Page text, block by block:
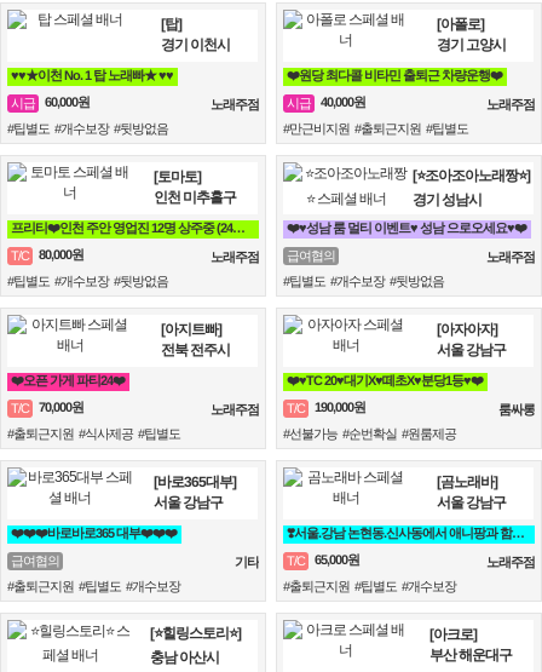
[탑]
경기 이천시
♥️♥️★이천 No. 1 탑 노래빠★ ♥️♥️
시급
60,000원
노래주점
#팁별도 #개수보장 #뒷방없음
[아폴로]
경기 고양시
❤️원당 최다콜 비타민 출퇴근 차량운행❤️
시급
40,000원
노래주점
#만근비지원 #출퇴근지원 #팁별도
[토마토]
인천 미추홀구
프리티❤️인천 주안 영업진 12명 상주중 (24시간 영업)❤️
T/C
80,000원
노래주점
#팁별도 #개수보장 #뒷방없음
[⭐조아조아노래짱⭐]
경기 성남시
❤️♥성남 룸 멀티 이벤트♥ 성남 으로오세요♥❤️
급여협의
노래주점
#팁별도 #개수보장 #뒷방없음
[아지트빠]
전북 전주시
❤️오픈 가게 파티24❤️
T/C
70,000원
노래주점
#출퇴근지원 #식사제공 #팁별도
[아자아자]
서울 강남구
❤️♥TC 20♥대기X♥떼초X♥분당1등♥❤️
T/C
190,000원
룸싸롱
#선불가능 #순번확실 #원룸제공
[바로365대부]
서울 강남구
❤️❤️❤️바로바로365 대부❤️❤️❤️
급여협의
기타
#출퇴근지원 #팁별도 #개수보장
[곰노래바]
서울 강남구
❣️서울.강남 논현동.신사동에서 애니팡과 함께할 가족모집❣️
T/C
65,000원
노래주점
#출퇴근지원 #팁별도 #개수보장
[⭐힐링스토리⭐]
충남 아산시
[아크로]
부산 해운대구